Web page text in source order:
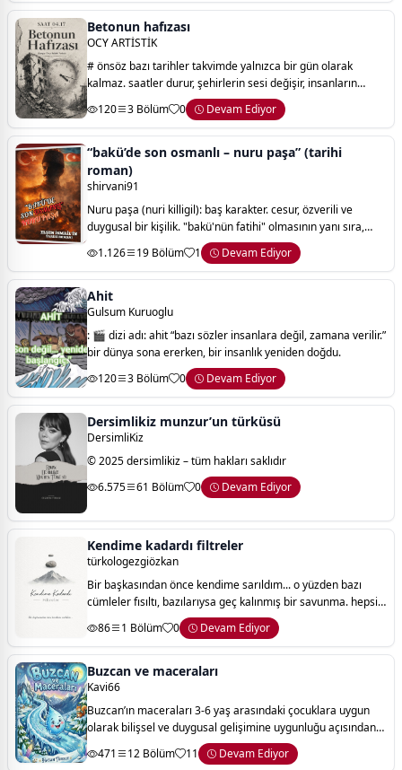
Betonun hafızası
OCY ARTİSTİK
# önsöz bazı tarihler takvimde yalnızca bir gün olarak
kalmaz. saatler durur, şehirlerin sesi değişir, insanların
hayatı bir “önce” ve “sonra” olarak ikiye ayrılır. 6 şubat 2023
de böyle bir tariht
120 3 Bölüm 0 Devam Ediyor
“bakü’de son osmanlı – nuru paşa” (tarihi
roman)
shirvani91
Nuru paşa (nuri killigil): baş karakter. cesur, özverili ve
duygusal bir kişilik. "bakü'nün fatihi" olmasının yanı sıra,
hayatının sonuna kadar azerbaycan'ın bağımsızlığına sadık
kalan bir vatanseveri
1.126 19 Bölüm 1 Devam Ediyor
Ahit
Gulsum Kuruoglu
: 🎬 dizi adı: ahit “bazı sözler insanlara değil, zamana verilir.”
bir dünya sona ererken, bir insanlık yeniden doğdu.
120
3 Bölüm 0 Devam Ediyor
Dersimlikiz munzur’un türküsü
DersimliKiz
© 2025 dersimlikiz – tüm hakları saklıdır
6.575
61 Bölüm 0 Devam Ediyor
Kendime kadardı filtreler
türkologezgiözkan
Bir başkasından önce kendime sarıldım... o yüzden bazı
cümleler fısıltı, bazılarıysa geç kalınmış bir savunma. hepsi
86 1 Bölüm 0 Devam Ediyor
Buzcan ve maceraları
Kavi66
Buzcan’ın maceraları 3-6 yaş arasındaki çocuklara uygun
olarak bilişsel ve duygusal gelişimine uygunluğu açısından
pedagoji uzmanları tarafından kontrol edilmiştir 1- ilk
seyahat 2- çiftlikte 3- lu
471 12 Bölüm 11 Devam Ediyor